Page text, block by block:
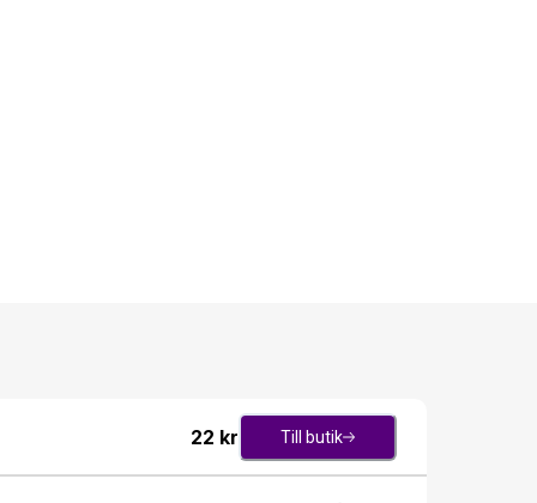
22 kr Till butik